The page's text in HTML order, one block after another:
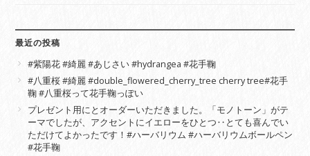
最近の投稿
#紫陽花 #綺麗 #あじさい #hydrangea #花手鞠
#八重桜 #綺麗 #double_flowered_cherry_tree cherry tree#花手
鞠 #八重桜って花手鞠っぽい
プレゼント用にとオーダーいただきました。「モノトーン」がテ
ーマでしたが、アクセントにイエローをひとつ‥とても喜んでい
ただけてよかったです！#ハーバリウム #ハーバリウムボールペン
#花手鞠